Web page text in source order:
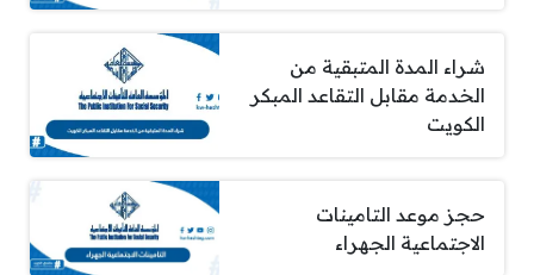
شراء المدة المتبقية من
الخدمة مقابل التقاعد المبكر
الكويت
حجز موعد التامينات
الاجتماعية الجهراء